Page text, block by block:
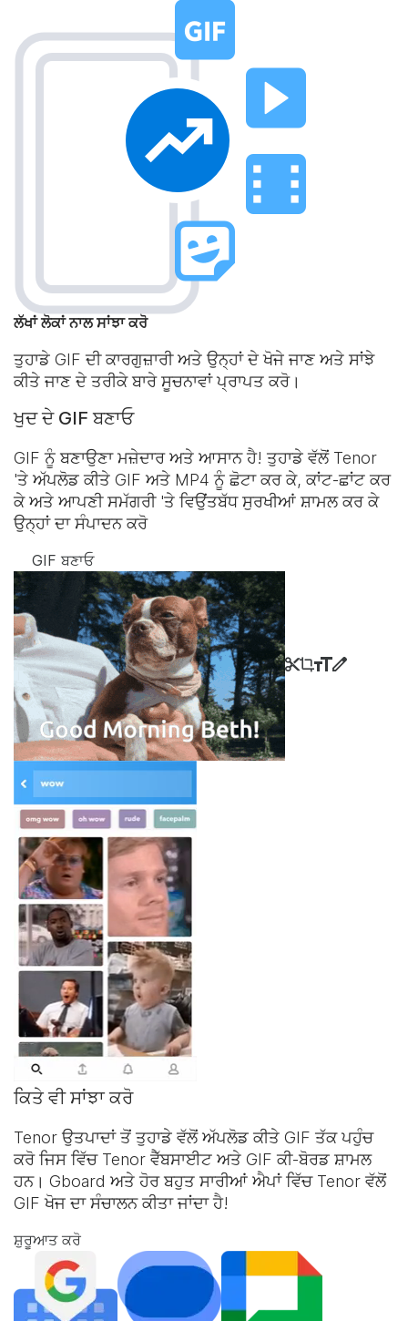
ਲੱਖਾਂ ਲੋਕਾਂ ਨਾਲ ਸਾਂਝਾ ਕਰੋ
ਤੁਹਾਡੇ GIF ਦੀ ਕਾਰਗੁਜ਼ਾਰੀ ਅਤੇ ਉਨ੍ਹਾਂ ਦੇ ਖੋਜੇ ਜਾਣ ਅਤੇ ਸਾਂਝੇ
ਕੀਤੇ ਜਾਣ ਦੇ ਤਰੀਕੇ ਬਾਰੇ ਸੂਚਨਾਵਾਂ ਪ੍ਰਾਪਤ ਕਰੋ।
ਖੁਦ ਦੇ GIF ਬਣਾਓ
GIF ਨੂੰ ਬਣਾਉਣਾ ਮਜ਼ੇਦਾਰ ਅਤੇ ਆਸਾਨ ਹੈ! ਤੁਹਾਡੇ ਵੱਲੋਂ Tenor
'ਤੇ ਅੱਪਲੋਡ ਕੀਤੇ GIF ਅਤੇ MP4 ਨੂੰ ਛੋਟਾ ਕਰ ਕੇ, ਕਾਂਟ-ਛਾਂਟ ਕਰ
ਕੇ ਅਤੇ ਆਪਣੀ ਸਮੱਗਰੀ 'ਤੇ ਵਿਉਂਤਬੱਧ ਸੁਰਖੀਆਂ ਸ਼ਾਮਲ ਕਰ ਕੇ
ਉਨ੍ਹਾਂ ਦਾ ਸੰਪਾਦਨ ਕਰੋ
GIF ਬਣਾਓ
ਕਿਤੇ ਵੀ ਸਾਂਝਾ ਕਰੋ
Tenor ਉਤਪਾਦਾਂ ਤੋਂ ਤੁਹਾਡੇ ਵੱਲੋਂ ਅੱਪਲੋਡ ਕੀਤੇ GIF ਤੱਕ ਪਹੁੰਚ
ਕਰੋ ਜਿਸ ਵਿੱਚ Tenor ਵੈੱਬਸਾਈਟ ਅਤੇ GIF ਕੀ-ਬੋਰਡ ਸ਼ਾਮਲ
ਹਨ। Gboard ਅਤੇ ਹੋਰ ਬਹੁਤ ਸਾਰੀਆਂ ਐਪਾਂ ਵਿੱਚ Tenor ਵੱਲੋਂ
GIF ਖੋਜ ਦਾ ਸੰਚਾਲਨ ਕੀਤਾ ਜਾਂਦਾ ਹੈ!
ਸ਼ੁਰੂਆਤ ਕਰੋ